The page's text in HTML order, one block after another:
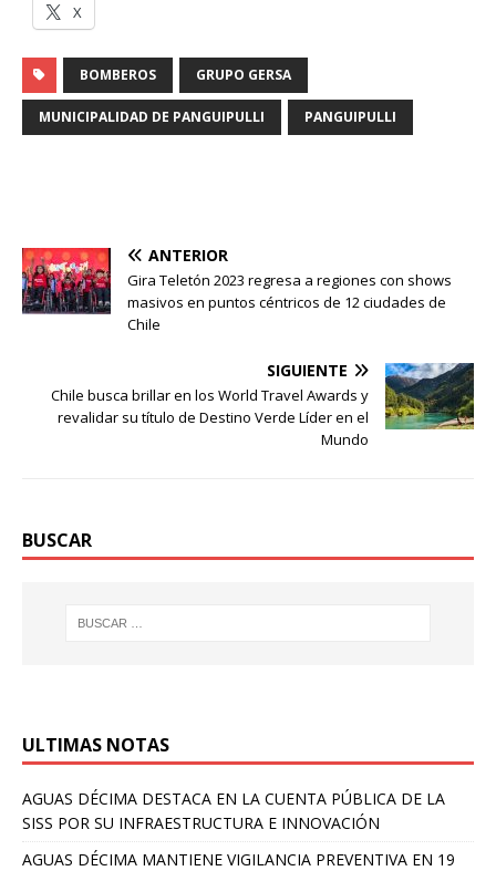
X
BOMBEROS GRUPO GERSA
MUNICIPALIDAD DE PANGUIPULLI PANGUIPULLI
ANTERIOR
Gira Teletón 2023 regresa a regiones con shows
masivos en puntos céntricos de 12 ciudades de
Chile
SIGUIENTE
Chile busca brillar en los World Travel Awards y
revalidar su título de Destino Verde Líder en el
Mundo
BUSCAR
ULTIMAS NOTAS
AGUAS DÉCIMA DESTACA EN LA CUENTA PÚBLICA DE LA
SISS POR SU INFRAESTRUCTURA E INNOVACIÓN
AGUAS DÉCIMA MANTIENE VIGILANCIA PREVENTIVA EN 19